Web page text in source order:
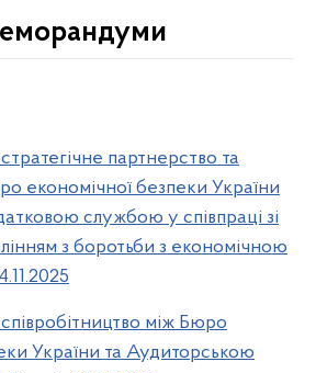
партнерство та
економічної безпеки України
службою у співпраці зі
з боротьби з економічною
між Бюро
України та Аудиторською